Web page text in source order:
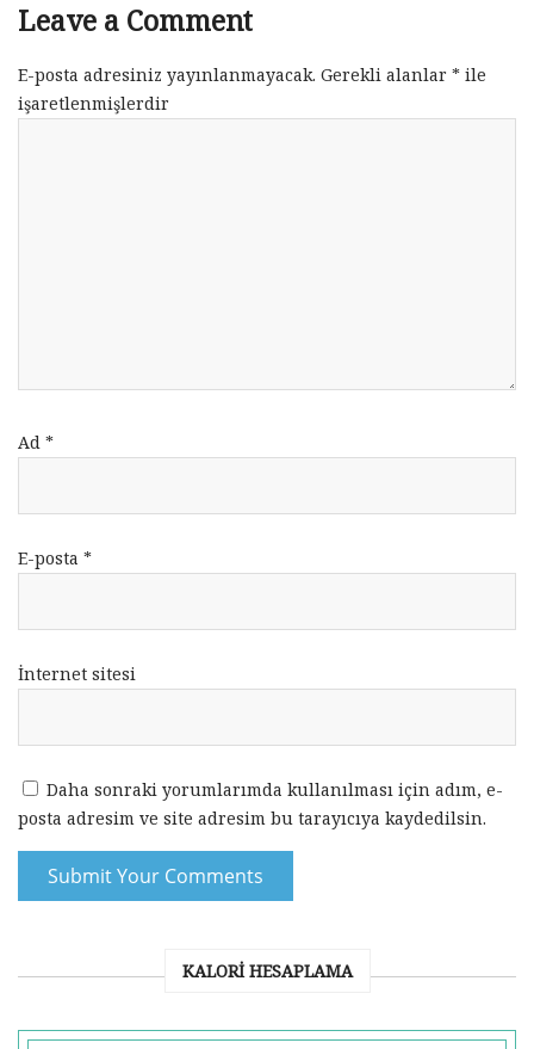
Leave a Comment
E-posta adresiniz yayınlanmayacak. Gerekli alanlar * ile
işaretlenmişlerdir
Ad *
E-posta *
İnternet sitesi
Daha sonraki yorumlarımda kullanılması için adım, e-
posta adresim ve site adresim bu tarayıcıya kaydedilsin.
KALORI HESAPLAMA